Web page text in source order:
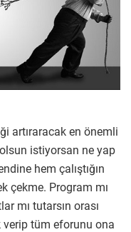
artıraracak en önemli
istiyorsan ne yap
hem çalıştığın
çekme. Program mı
mı tutarsın orası
verip tüm eforunu ona